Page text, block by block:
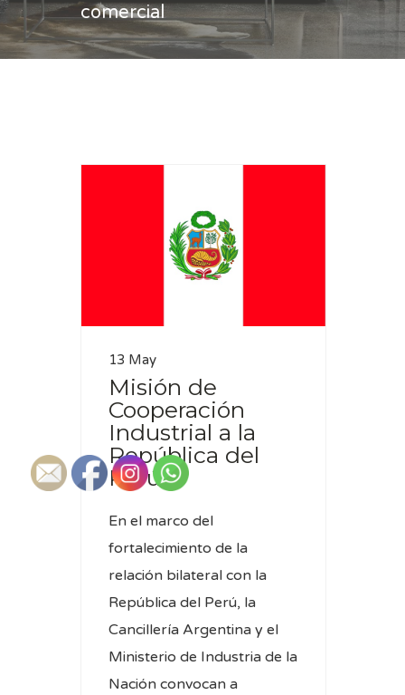
comercial
13 May
Misión de
Cooperación
Industrial a la
República del
Perú
En el marco del
fortalecimiento de la
relación bilateral con la
República del Perú, la
Cancillería Argentina y el
Ministerio de Industria de la
Nación convocan a